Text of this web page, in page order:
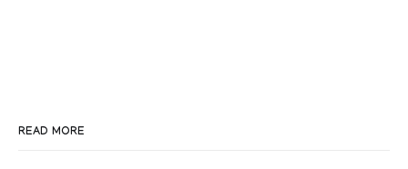
READ MORE